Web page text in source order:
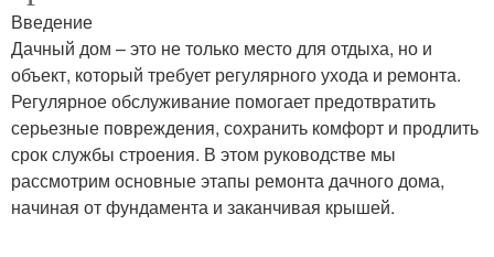
Введение
Дачный дом – это не только место для отдыха, но и
объект, который требует регулярного ухода и ремонта.
Регулярное обслуживание помогает предотвратить
серьезные повреждения, сохранить комфорт и продлить
срок службы строения. В этом руководстве мы
рассмотрим основные этапы ремонта дачного дома,
начиная от фундамента и заканчивая крышей.